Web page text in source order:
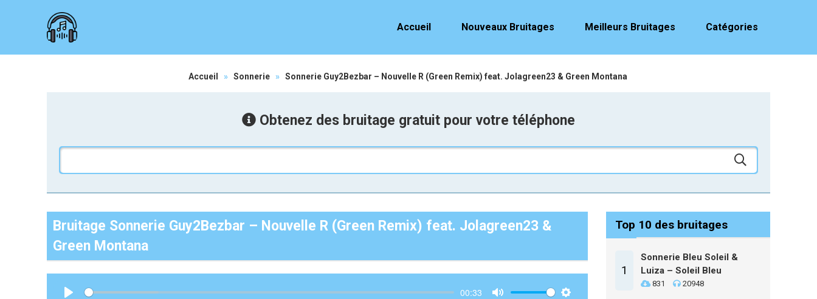
Accueil Nouveaux Bruitages Meilleurs Bruitages Catégories
Accueil » Sonnerie » Sonnerie Guy2Bezbar – Nouvelle R (Green Remix) feat. Jolagreen23 & Green Montana
Obtenez des bruitage gratuit pour votre téléphone
Bruitage Sonnerie Guy2Bezbar – Nouvelle R (Green Remix) feat. Jolagreen23 &
Green Montana
00:33
Top 10 des bruitages
1
Sonnerie Bleu Soleil &
Luiza – Soleil Bleu
831 20948